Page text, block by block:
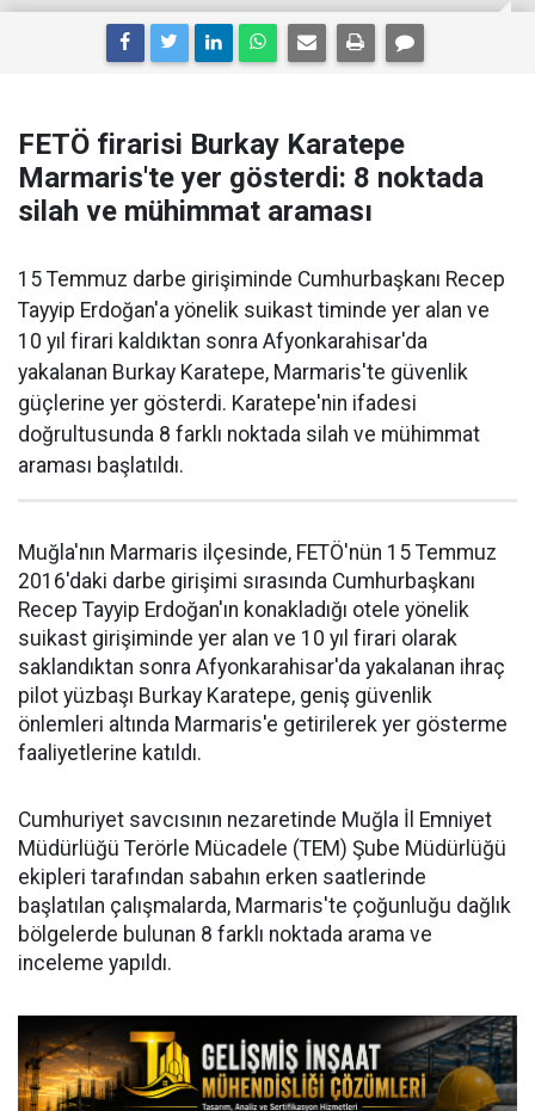
FETÖ firarisi Burkay Karatepe
Marmaris'te yer gösterdi: 8 noktada
silah ve mühimmat araması
15 Temmuz darbe girişiminde Cumhurbaşkanı Recep
Tayyip Erdoğan'a yönelik suikast timinde yer alan ve
10 yıl firari kaldıktan sonra Afyonkarahisar'da
yakalanan Burkay Karatepe, Marmaris'te güvenlik
güçlerine yer gösterdi. Karatepe'nin ifadesi
doğrultusunda 8 farklı noktada silah ve mühimmat
araması başlatıldı.
Muğla'nın Marmaris ilçesinde, FETÖ'nün 15 Temmuz
2016'daki darbe girişimi sırasında Cumhurbaşkanı
Recep Tayyip Erdoğan'ın konakladığı otele yönelik
suikast girişiminde yer alan ve 10 yıl firari olarak
saklandıktan sonra Afyonkarahisar'da yakalanan ihraç
pilot yüzbaşı Burkay Karatepe, geniş güvenlik
önlemleri altında Marmaris'e getirilerek yer gösterme
faaliyetlerine katıldı.
Cumhuriyet savcısının nezaretinde Muğla İl Emniyet
Müdürlüğü Terörle Mücadele (TEM) Şube Müdürlüğü
ekipleri tarafından sabahın erken saatlerinde
başlatılan çalışmalarda, Marmaris'te çoğunluğu dağlık
bölgelerde bulunan 8 farklı noktada arama ve
inceleme yapıldı.